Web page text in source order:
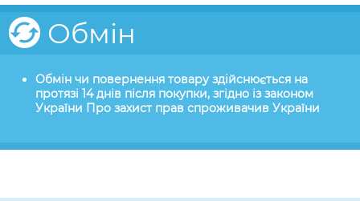
Обмін
Обмін чи повернення товару здійснюється на
протязі 14 днів після покупки, згідно із законом
України Про захист прав спроживачив України